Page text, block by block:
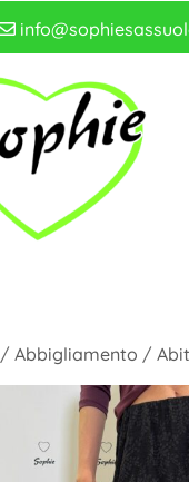
/Abbigliamento /